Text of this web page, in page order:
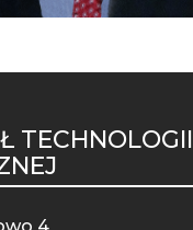
TECHNOLOGII
4